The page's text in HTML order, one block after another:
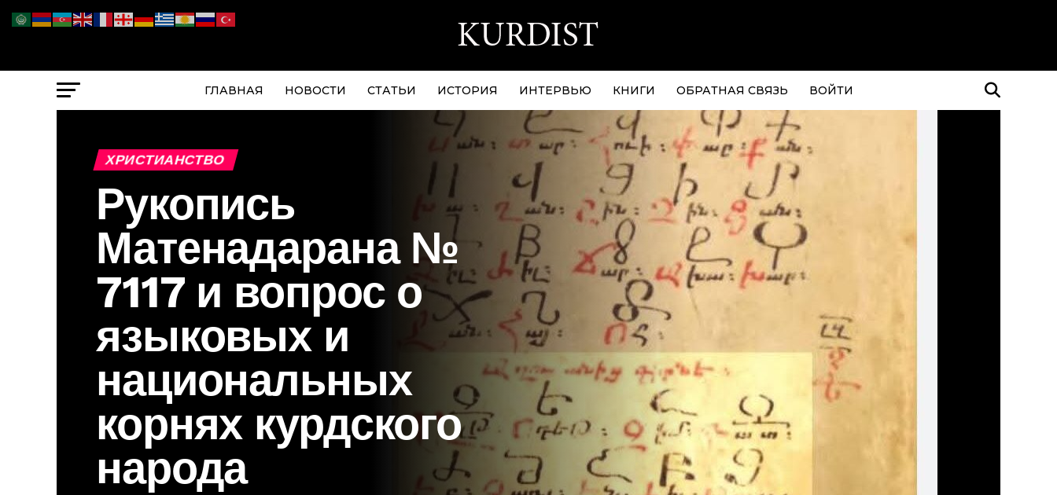
ГЛАВНАЯ НОВОСТИ СТАТЬИ ИСТОРИЯ ИНТЕРВЬЮ КНИГИ ОБРАТНАЯ СВЯЗЬ ВОЙТИ
ХРИСТИАНСТВО
Рукопись
Матенадарана №
7117 и вопрос о
языковых и
национальных
корнях курдского
народа